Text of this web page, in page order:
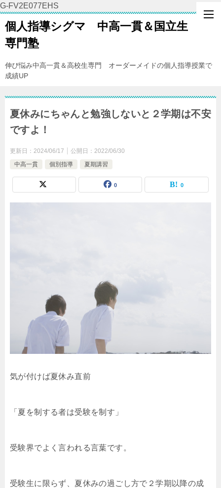
G-FV2E077EHS
個人指導シグマ 中高一貫＆国立生
専門塾
伸び悩み中高一貫＆高校生専門 オーダーメイドの個人指導授業で
成績UP
夏休みにちゃんと勉強しないと２学期は不安
ですよ！
更新日： 2024/06/17 公開日： 2022/06/30
中高一貫
個別指導 夏期講習
0 0
気が付けば夏休み直前
「夏を制する者は受験を制す」
受験界でよく言われる言葉です。
受験生に限らず、夏休みの過ごし方で２学期以降の成